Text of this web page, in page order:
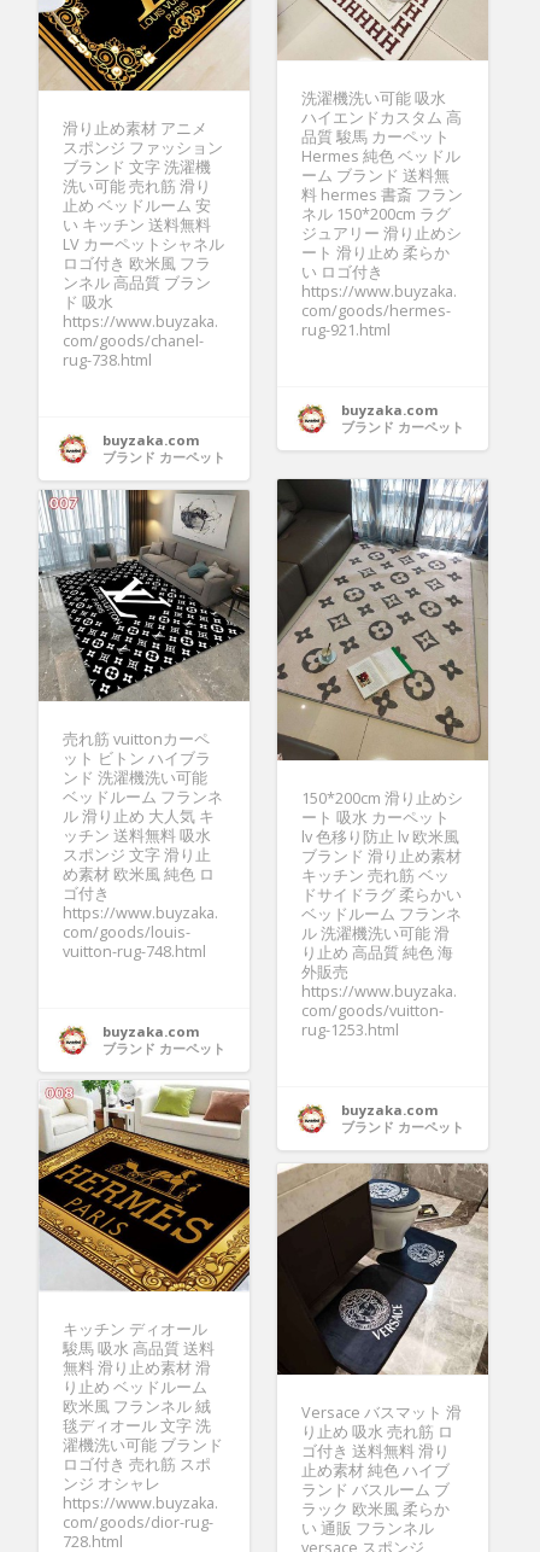
洗濯機洗い可能 吸水
ハイエンドカスタム 高
品質 駿馬 カーペット
Hermes 純色 ベッドル
ーム ブランド 送料無
料 hermes 書斎 フラン
ネル 150*200cm ラグ
ジュアリー 滑り止めシ
ート 滑り止め 柔らか
い ロゴ付き
https://www.buyzaka.
com/goods/hermes-
rug-921.html
buyzaka.com
ブランド カーペット
滑り止め素材 アニメ
スポンジ ファッション
ブランド 文字 洗濯機
洗い可能 売れ筋 滑り
止め ベッドルーム 安
い キッチン 送料無料
LV カーペットシャネル
ロゴ付き 欧米風 フラ
ンネル 高品質 ブラン
ド 吸水
https://www.buyzaka.
com/goods/chanel-
rug-738.html
buyzaka.com
ブランド カーペット
150*200cm 滑り止めシ
ート 吸水 カーペット
lv 色移り防止 lv 欧米風
ブランド 滑り止め素材
キッチン 売れ筋 ベッ
ドサイドラグ 柔らかい
ベッドルーム フランネ
ル 洗濯機洗い可能 滑
り止め 高品質 純色 海
外販売
https://www.buyzaka.
com/goods/vuitton-
rug-1253.html
buyzaka.com
ブランド カーペット
売れ筋 vuittonカーペ
ット ビトン ハイブラ
ンド 洗濯機洗い可能
ベッドルーム フランネ
ル 滑り止め 大人気 キ
ッチン 送料無料 吸水
スポンジ 文字 滑り止
め素材 欧米風 純色 ロ
ゴ付き
https://www.buyzaka.
com/goods/louis-
vuitton-rug-748.html
buyzaka.com
ブランド カーペット
キッチン ディオール
駿馬 吸水 高品質 送料
無料 滑り止め素材 滑
り止め ベッドルーム
欧米風 フランネル 絨
毯ディオール 文字 洗
濯機洗い可能 ブランド
ロゴ付き 売れ筋 スポ
ンジ オシャレ
https://www.buyzaka.
com/goods/dior-rug-
728.html
Versace バスマット 滑
り止め 吸水 売れ筋 ロ
ゴ付き 送料無料 滑り
止め素材 純色 ハイブ
ランド バスルーム ブ
ラック 欧米風 柔らか
い 通販 フランネル
versace スポンジ